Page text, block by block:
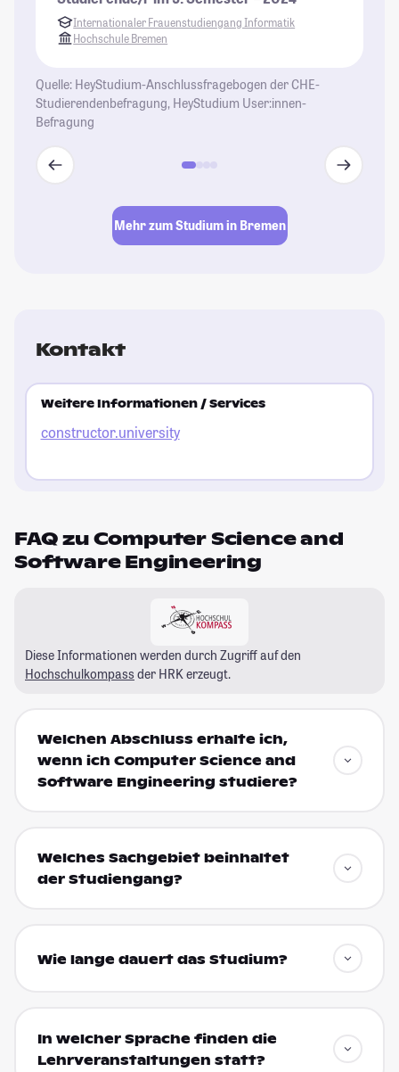
Internationaler Frauenstudiengang Informatik
Hochschule Bremen
Quelle: HeyStudium-Anschlussfragebogen der CHE-
Studierendenbefragung, HeyStudium User:innen-
Befragung
Mehr zum Studium in Bremen
Kontakt
Weitere Informationen / Services
constructor.university
FAQ zu Computer Science and
Software Engineering
Diese Informationen werden durch Zugriff auf den
Hochschulkompass der HRK erzeugt.
Welchen Abschluss erhalte ich,
wenn ich Computer Science and
Software Engineering studiere?
Welches Sachgebiet beinhaltet
der Studiengang?
Wie lange dauert das Studium?
In welcher Sprache finden die
Lehrveranstaltungen statt?